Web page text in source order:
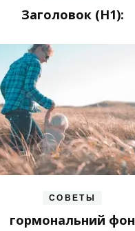
Заголовок (H1):
СОВЕТЫ
гормональний фон